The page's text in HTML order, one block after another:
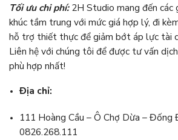
Tối ưu chi phí:2H Studio mang đến các
khúc tầm trung với mức giá hợp lý, đi
hỗ trợ thiết thực để giảm bớt áp lực tài
Liên hệ với chúng tôi để được tư vấn
phù hợp nhất!
Địa chỉ:
111 Hoàng Cầu – Ô Chợ Dừa – Đống
0826.268.111